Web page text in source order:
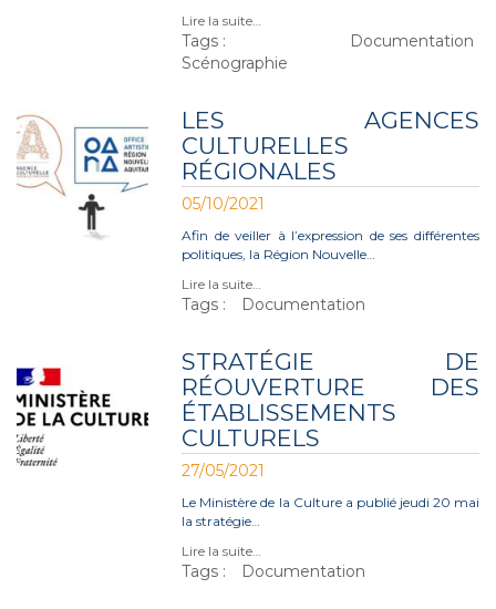
Lire la suite…
Tags :
Documentation
Scénographie
LES AGENCES
CULTURELLES
RÉGIONALES
05/10/2021
Afin de veiller à l’expression de ses différentes
politiques, la Région Nouvelle…
Lire la suite…
Tags : Documentation
STRATÉGIE DE
RÉOUVERTURE DES
ÉTABLISSEMENTS
CULTURELS
27/05/2021
Le Ministère de la Culture a publié jeudi 20 mai
la stratégie…
Lire la suite…
Tags : Documentation